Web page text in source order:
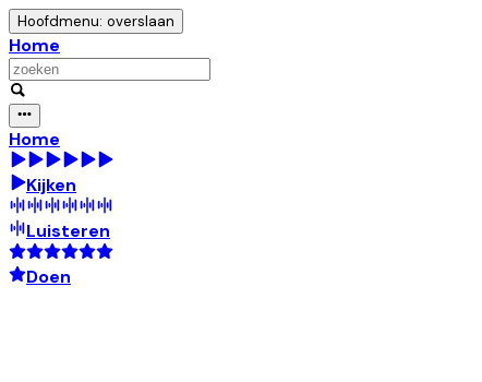
Hoofdmenu: overslaan
Home
Home
Kijken
Luisteren
Doen